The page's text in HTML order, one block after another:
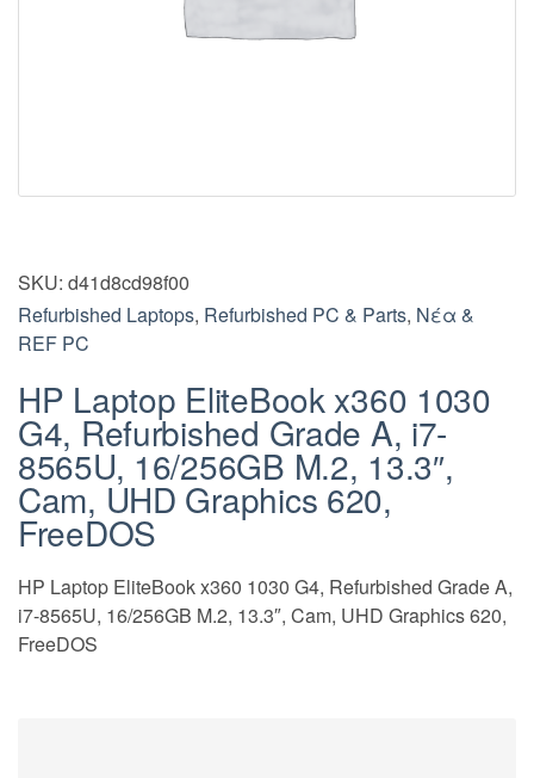
SKU: d41d8cd98f00
Refurbished Laptops, Refurbished PC & Parts, Νέα &
REF PC
HP Laptop EliteBook x360 1030
G4, Refurbished Grade A, i7-
8565U, 16/256GB M.2, 13.3″,
Cam, UHD Graphics 620,
FreeDOS
HP Laptop EliteBook x360 1030 G4, Refurbished Grade A,
i7-8565U, 16/256GB M.2, 13.3″, Cam, UHD Graphics 620,
FreeDOS